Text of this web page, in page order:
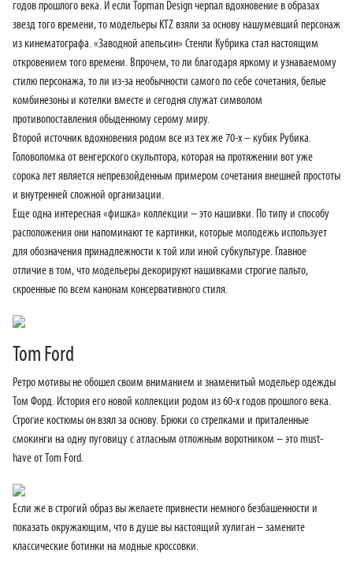
годов прошлого века. И если Topman Design черпал вдохновение в образах
звезд того времени, то модельеры KTZ взяли за основу нашумевший персонаж
из кинематографа. «Заводной апельсин» Стенли Кубрика стал настоящим
откровением того времени. Впрочем, то ли благодаря яркому и узнаваемому
стилю персонажа, то ли из-за необычности самого по себе сочетания, белые
комбинезоны и котелки вместе и сегодня служат символом
противопоставления обыденному серому миру.
Второй источник вдохновения родом все из тех же 70-х – кубик Рубика.
Головоломка от венгерского скульптора, которая на протяжении вот уже
сорока лет является непревзойденным примером сочетания внешней простоты
и внутренней сложной организации.
Еще одна интересная «фишка» коллекции – это нашивки. По типу и способу
расположения они напоминают те картинки, которые молодежь использует
для обозначения принадлежности к той или иной субкультуре. Главное
отличие в том, что модельеры декорируют нашивками строгие пальто,
скроенные по всем канонам консервативного стиля.
Tom Ford
Ретро мотивы не обошел своим вниманием и знаменитый модельер одежды
Том Форд. История его новой коллекции родом из 60-х годов прошлого века.
Строгие костюмы он взял за основу. Брюки со стрелками и приталенные
смокинги на одну пуговицу с атласным отложным воротником – это must-
have от Tom Ford.
Если же в строгий образ вы желаете привнести немного безбашенности и
показать окружающим, что в душе вы настоящий хулиган – замените
классические ботинки на модные кроссовки.